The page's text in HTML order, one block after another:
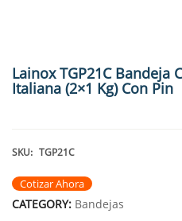
Lainox TGP21C Bandeja
Italiana (2×1 Kg) Con Pin
SKU: TGP21C
Cotizar Ahora
CATEGORY: Bandejas